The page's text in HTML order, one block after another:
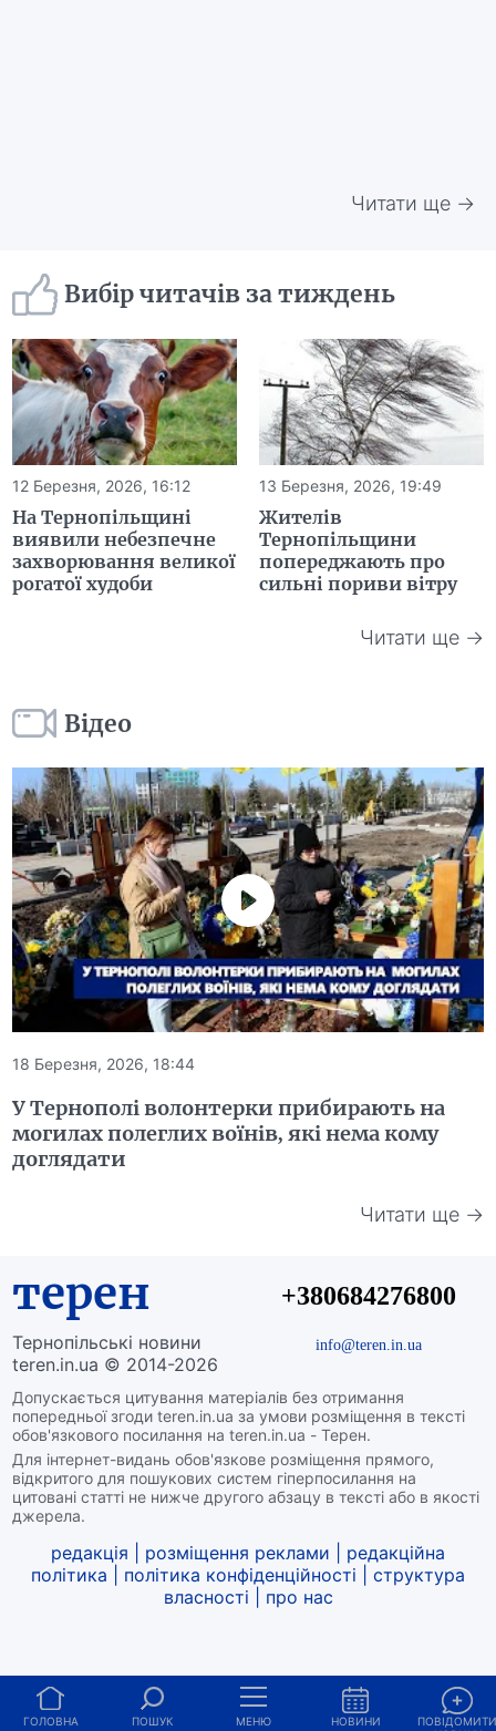
Читати ще →
Вибір читачів за тиждень
12 Березня, 2026, 16:12
На Тернопільщині
виявили небезпечне
захворювання великої
рогатої худоби
13 Березня, 2026, 19:49
Жителів
Тернопільщини
попереджають про
сильні пориви вітру
Читати ще →
Відео
18 Березня, 2026, 18:44
У Тернополі волонтерки прибирають на
могилах полеглих воїнів, які нема кому
доглядати
Читати ще →
терен
Тернопільські новини
teren.in.ua © 2014-2026
Допускається цитування матеріалів без отримання
попередньої згоди teren.in.ua за умови розміщення в тексті
обов'язкового посилання на teren.in.ua - Терен.
Для інтернет-видань обов'язкове розміщення прямого,
відкритого для пошукових систем гіперпосилання на
цитовані статті не нижче другого абзацу в тексті або в якості
джерела.
+380684276800
info@teren.in.ua
редакція розміщення реклами
редакційна
політика
політика конфіденційності
структура
власності
про нас
ГОЛОВНА ПОШУК МЕНЮ НОВИНИ